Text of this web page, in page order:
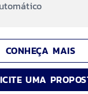
CONHEÇA MAIS
UMA